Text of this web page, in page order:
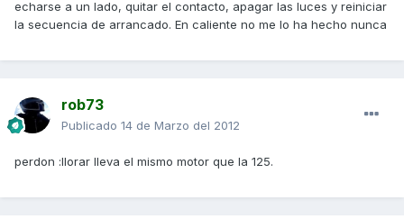
echarse a un lado, quitar el contacto, apagar las luces y reiniciar
la secuencia de arrancado. En caliente no me lo ha hecho nunca
rob73
Publicado 14 de Marzo del 2012
perdon :llorar lleva el mismo motor que la 125.